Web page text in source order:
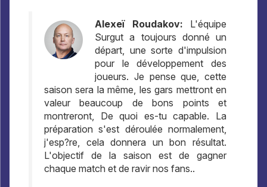
Alexeï Roudakov: L'équipe
Surgut a toujours donné un
départ, une sorte d'impulsion
pour le développement des
joueurs. Je pense que, cette
saison sera la même, les gars mettront en
valeur beaucoup de bons points et
montreront, De quoi es-tu capable. La
préparation s'est déroulée normalement,
j'esp?re, cela donnera un bon résultat.
L'objectif de la saison est de gagner
chaque match et de ravir nos fans..